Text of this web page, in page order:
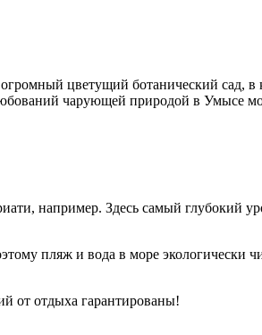
цветущий ботанический сад, в
чарующей природой в Умысе
например. Здесь самый глубокий
пляж и вода в море экологически
от отдыха гарантированы!